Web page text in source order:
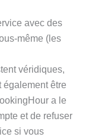
avec des
même (les
véridiques,
également être
a le
et de refuser
si vous